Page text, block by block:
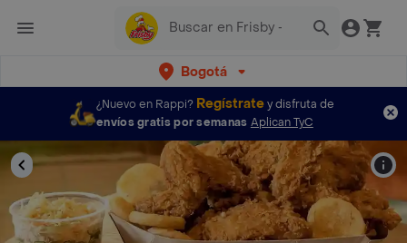
Bogotá
¿Nuevo en Rappi? Regístratey disfruta de
envíos gratis por semanas Aplican TyC